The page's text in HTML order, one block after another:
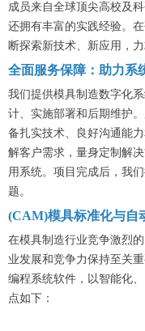
成员来自全球顶尖高校及
还拥有丰富的实践经验。
断探索新技术、新应用，
全面服务保障：助力系
我们提供模具制造数字化
计、实施部署和后期维护
备扎实技术、良好沟通能
解客户需求，量身定制解
用系统。项目完成后，我
题。
(CAM)模具标准化与自
在模具制造行业竞争激烈
业发展和竞争力保持至关
编程系统软件，以智能化
点如下：